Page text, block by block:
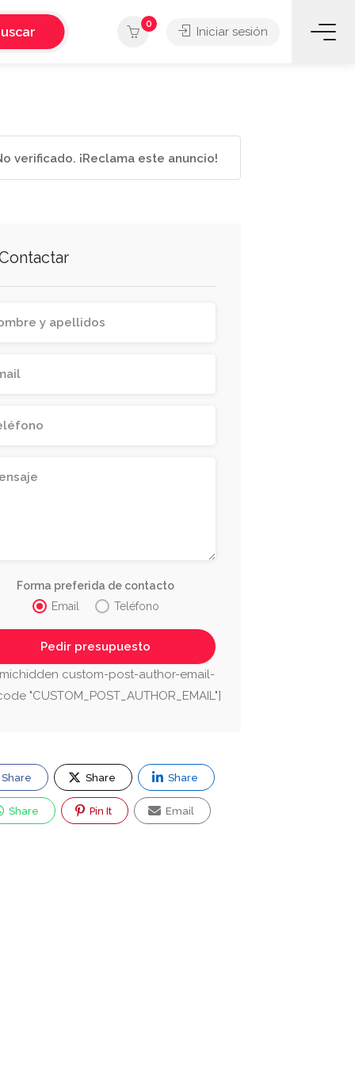
0
Iniciar sesión
verificado. ¡Reclama este anuncio!
Forma preferida de contacto
Email
Teléfono
custom-post-author-email-
"CUSTOM_POST_AUTHOR_EMAIL"]
Share Share Share
Share Pin It Email